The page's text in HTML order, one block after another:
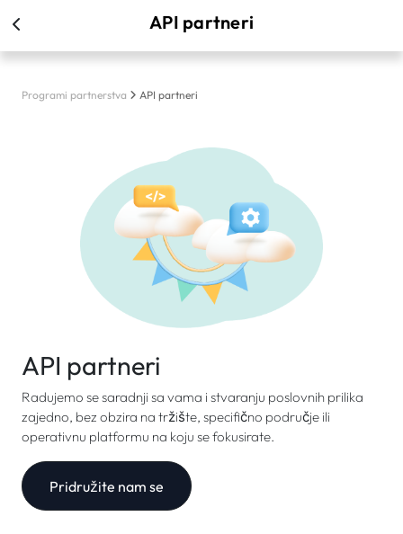
API partneri
Programi partnerstva API partneri
API partneri
Radujemo se saradnji sa vama i stvaranju poslovnih prilika
zajedno, bez obzira na tržište, specifično područje ili
operativnu platformu na koju se fokusirate.
Pridružite nam se